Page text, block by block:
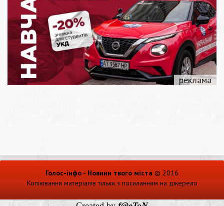
Голос-інфо - Новини твого міста © 2016
Копіювання матеріалів тільки з посиланням на джерело